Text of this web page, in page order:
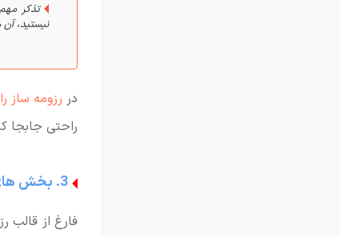
تذکر
نیستید، آن
در رزومه ساز
راحتی جابجا
3. بخش های تعریف شده
فارغ از قالب